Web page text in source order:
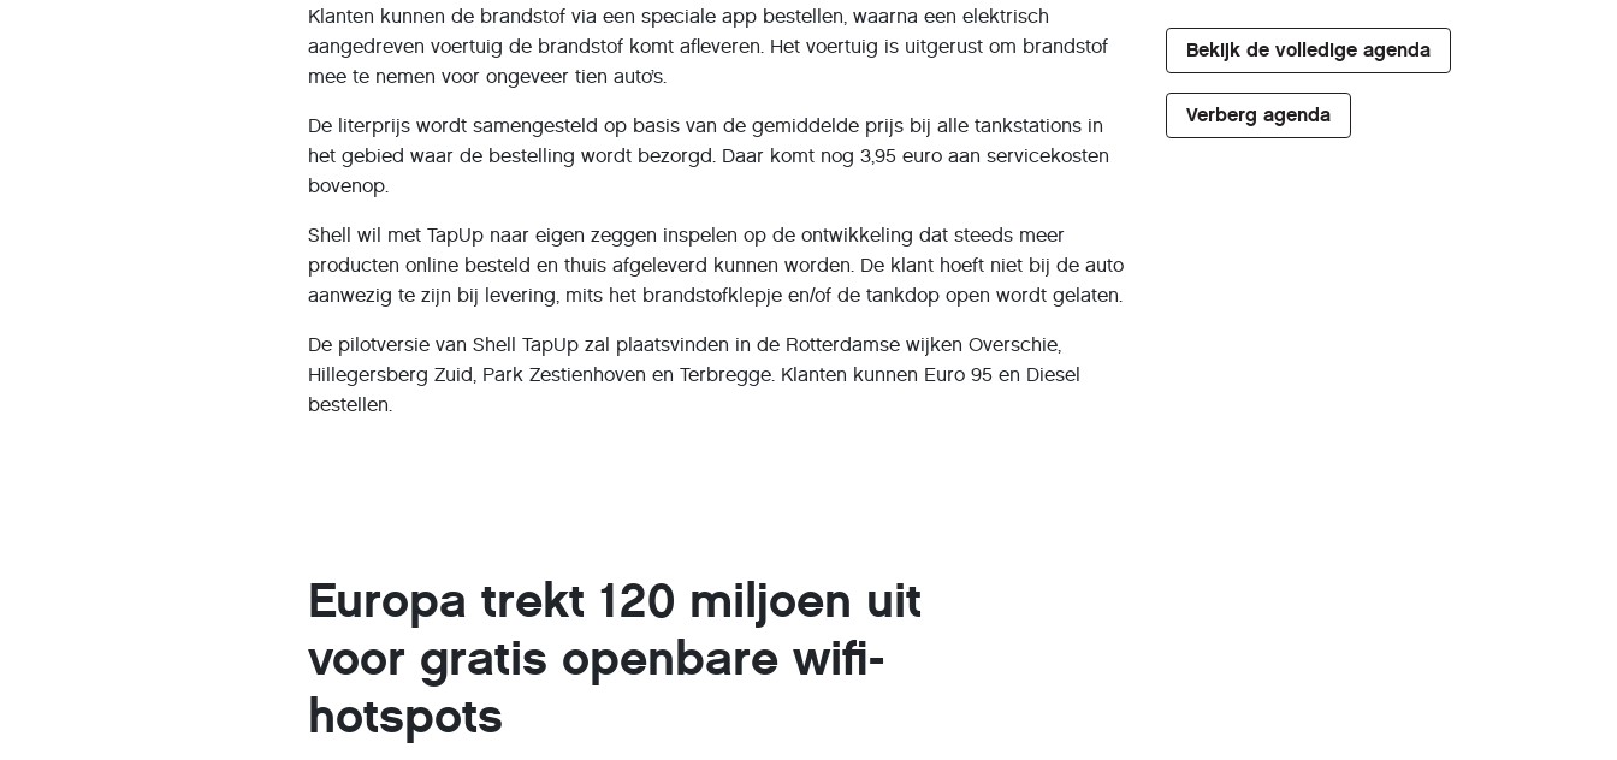
Klanten kunnen de brandstof via een speciale app bestellen, waarna een elektrisch
aangedreven voertuig de brandstof komt afleveren. Het voertuig is uitgerust om brandstof
mee te nemen voor ongeveer tien auto’s.
De literprijs wordt samengesteld op basis van de gemiddelde prijs bij alle tankstations in
het gebied waar de bestelling wordt bezorgd. Daar komt nog 3,95 euro aan servicekosten
bovenop.
Shell wil met TapUp naar eigen zeggen inspelen op de ontwikkeling dat steeds meer
producten online besteld en thuis afgeleverd kunnen worden. De klant hoeft niet bij de auto
aanwezig te zijn bij levering, mits het brandstofklepje en/of de tankdop open wordt gelaten.
De pilotversie van Shell TapUp zal plaatsvinden in de Rotterdamse wijken Overschie,
Hillegersberg Zuid, Park Zestienhoven en Terbregge. Klanten kunnen Euro 95 en Diesel
bestellen.
Europa trekt 120 miljoen uit
voor gratis openbare wifi-
hotspots
Bekijk de volledige agenda
Verberg agenda